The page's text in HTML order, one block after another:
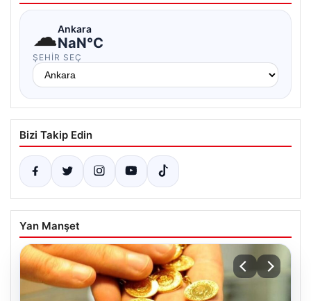
☁Ankara
NaN°C
ŞEHIR SEÇ
Bizi Takip Edin
Yan Manşet